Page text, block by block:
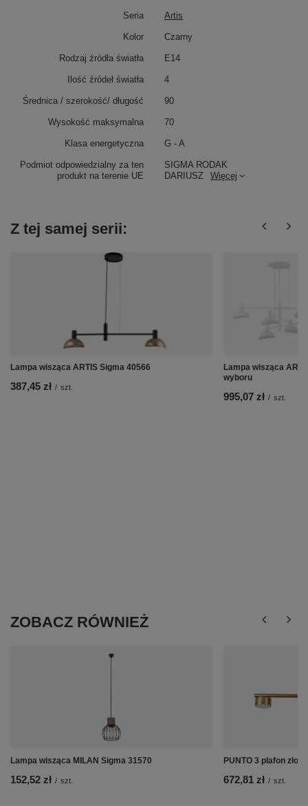
Podmiot odpowiedzialny za ten
produkt na terenie UE
SIGMA RODAK
DARIUSZ
Więcej
Seria Artis
Kolor Czarny
Rodzaj źródła światła E14
Ilość źródeł światła 4
Średnica / szerokość/ długość 90
Wysokość maksymalna 70
Klasa energetyczna G - A
Z tej samej serii:
Lampa wisząca ARTIS Sigma 40566
387,45 zł / szt.
Lampa wisząca
wyboru
995,07 zł / szt.
ZOBACZ RÓWNIEŻ
Lampa wisząca MILAN Sigma 31570
152,52 zł / szt.
PUNTO 3 plafon
672,81 zł / szt.